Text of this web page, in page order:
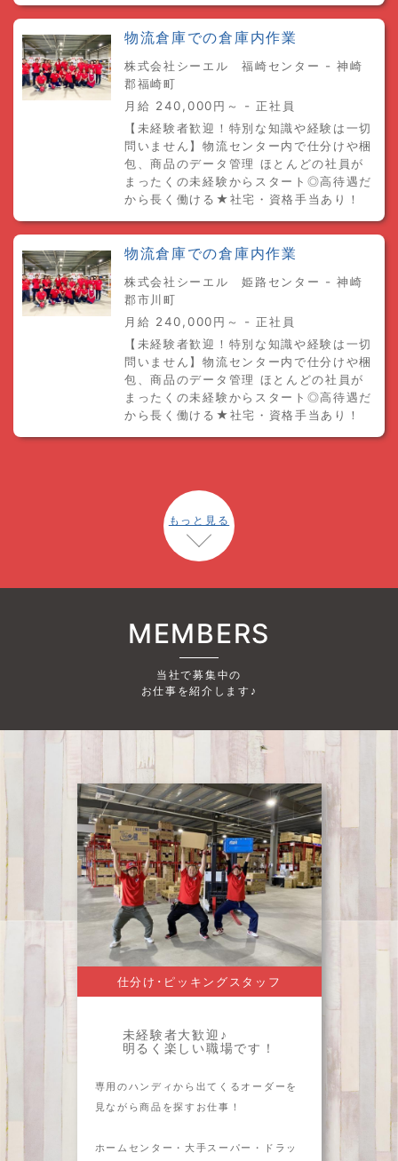
物流倉庫での倉庫内作業
株式会社シーエル 福崎センター - 神崎
郡福崎町
月給 240,000円～ - 正社員
【未経験者歓迎！特別な知識や経験は一切
問いません】物流センター内で仕分けや梱
包、商品のデータ管理 ほとんどの社員が
まったくの未経験からスタート◎高待遇だ
から長く働ける★社宅・資格手当あり！
物流倉庫での倉庫内作業
株式会社シーエル 姫路センター - 神崎
郡市川町
月給 240,000円～ - 正社員
【未経験者歓迎！特別な知識や経験は一切
問いません】物流センター内で仕分けや梱
包、商品のデータ管理 ほとんどの社員が
まったくの未経験からスタート◎高待遇だ
から長く働ける★社宅・資格手当あり！
もっと見る
MEMBERS
当社で募集中の
お仕事を紹介します♪
仕分け･ピッキングスタッフ
未経験者大歓迎♪
明るく楽しい職場です！
専用のハンディから出てくるオーダーを
見ながら商品を探すお仕事！
ホームセンター・大手スーパー・ドラッ